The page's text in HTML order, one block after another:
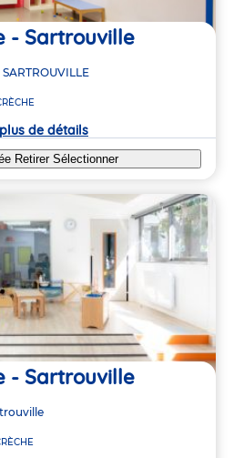
- Sartrouville
SARTROUVILLE
de détails
Retirer Sélectionner
- Sartrouville